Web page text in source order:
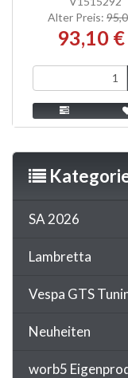
Alter Preis:
93,10 €
SA 2026
Lambretta
Vespa GTS
Neuheiten
worb5